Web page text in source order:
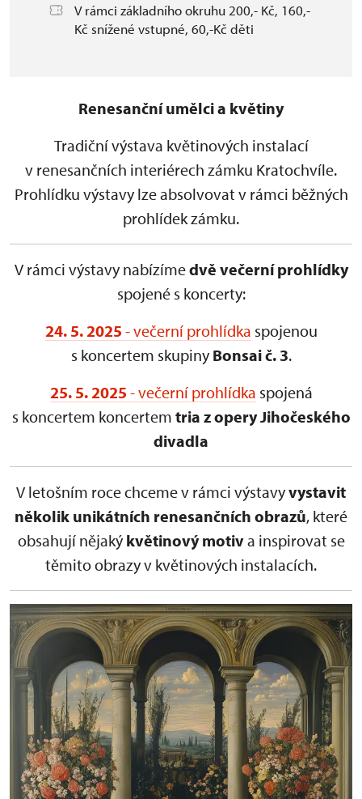
V rámci základního okruhu 200,- Kč, 160,-
Kč snížené vstupné, 60,-Kč děti
Renesanční umělci a květiny
Tradiční výstava květinových instalací
v renesančních interiérech zámku Kratochvíle.
Prohlídku výstavy lze absolvovat v rámci běžných
prohlídek zámku.
V rámci výstavy nabízímedvě večerní prohlídky
spojené s koncerty:
24. 5. 2025 - večerní prohlídka spojenou
s koncertem skupiny Bonsai č. 3.
25. 5. 2025 - večerní prohlídka spojená
s koncertem koncertem tria z opery Jihočeského
divadla
V letošním roce chceme v rámci výstavyvystavit
několik unikátních renesančních obrazů, které
obsahují nějaký květinový motiva inspirovat se
těmito obrazy v květinových instalacích.